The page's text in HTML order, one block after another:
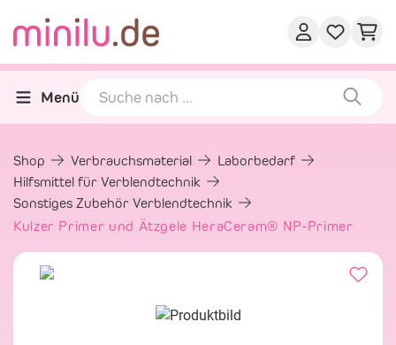
Menü
Shop Verbrauchsmaterial
Laborbedarf
Hilfsmittel für Verblendtechnik
Sonstiges Zubehör Verblendtechnik
Kulzer Primer und Ätzgele HeraCeram® NP-Primer